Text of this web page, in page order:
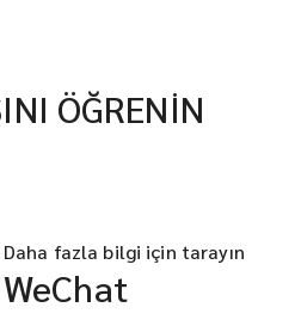
ÖĞRENİN
Daha fazla bilgi için tarayın
WeChat